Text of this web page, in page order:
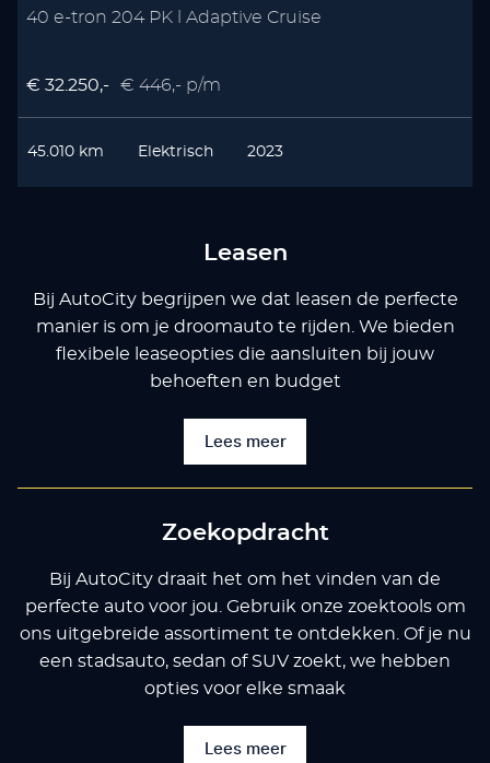
40 e-tron 204 PK l Adaptive Cruise
€ 32.250,- € 446,- p/m
45.010 km Elektrisch 2023
Leasen
Bij AutoCity begrijpen we dat leasen de perfecte
manier is om je droomauto te rijden. We bieden
flexibele leaseopties die aansluiten bij jouw
behoeften en budget
Lees meer
Zoekopdracht
Bij AutoCity draait het om het vinden van de
perfecte auto voor jou. Gebruik onze zoektools om
ons uitgebreide assortiment te ontdekken. Of je nu
een stadsauto, sedan of SUV zoekt, we hebben
opties voor elke smaak
Lees meer